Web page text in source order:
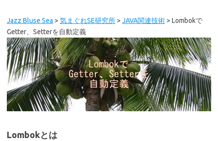
Jazz Bluse Sea > 気まぐれSE研究所> JAVA関連技術> Lombokで
Getter、Setterを自動定義
Lombokとは